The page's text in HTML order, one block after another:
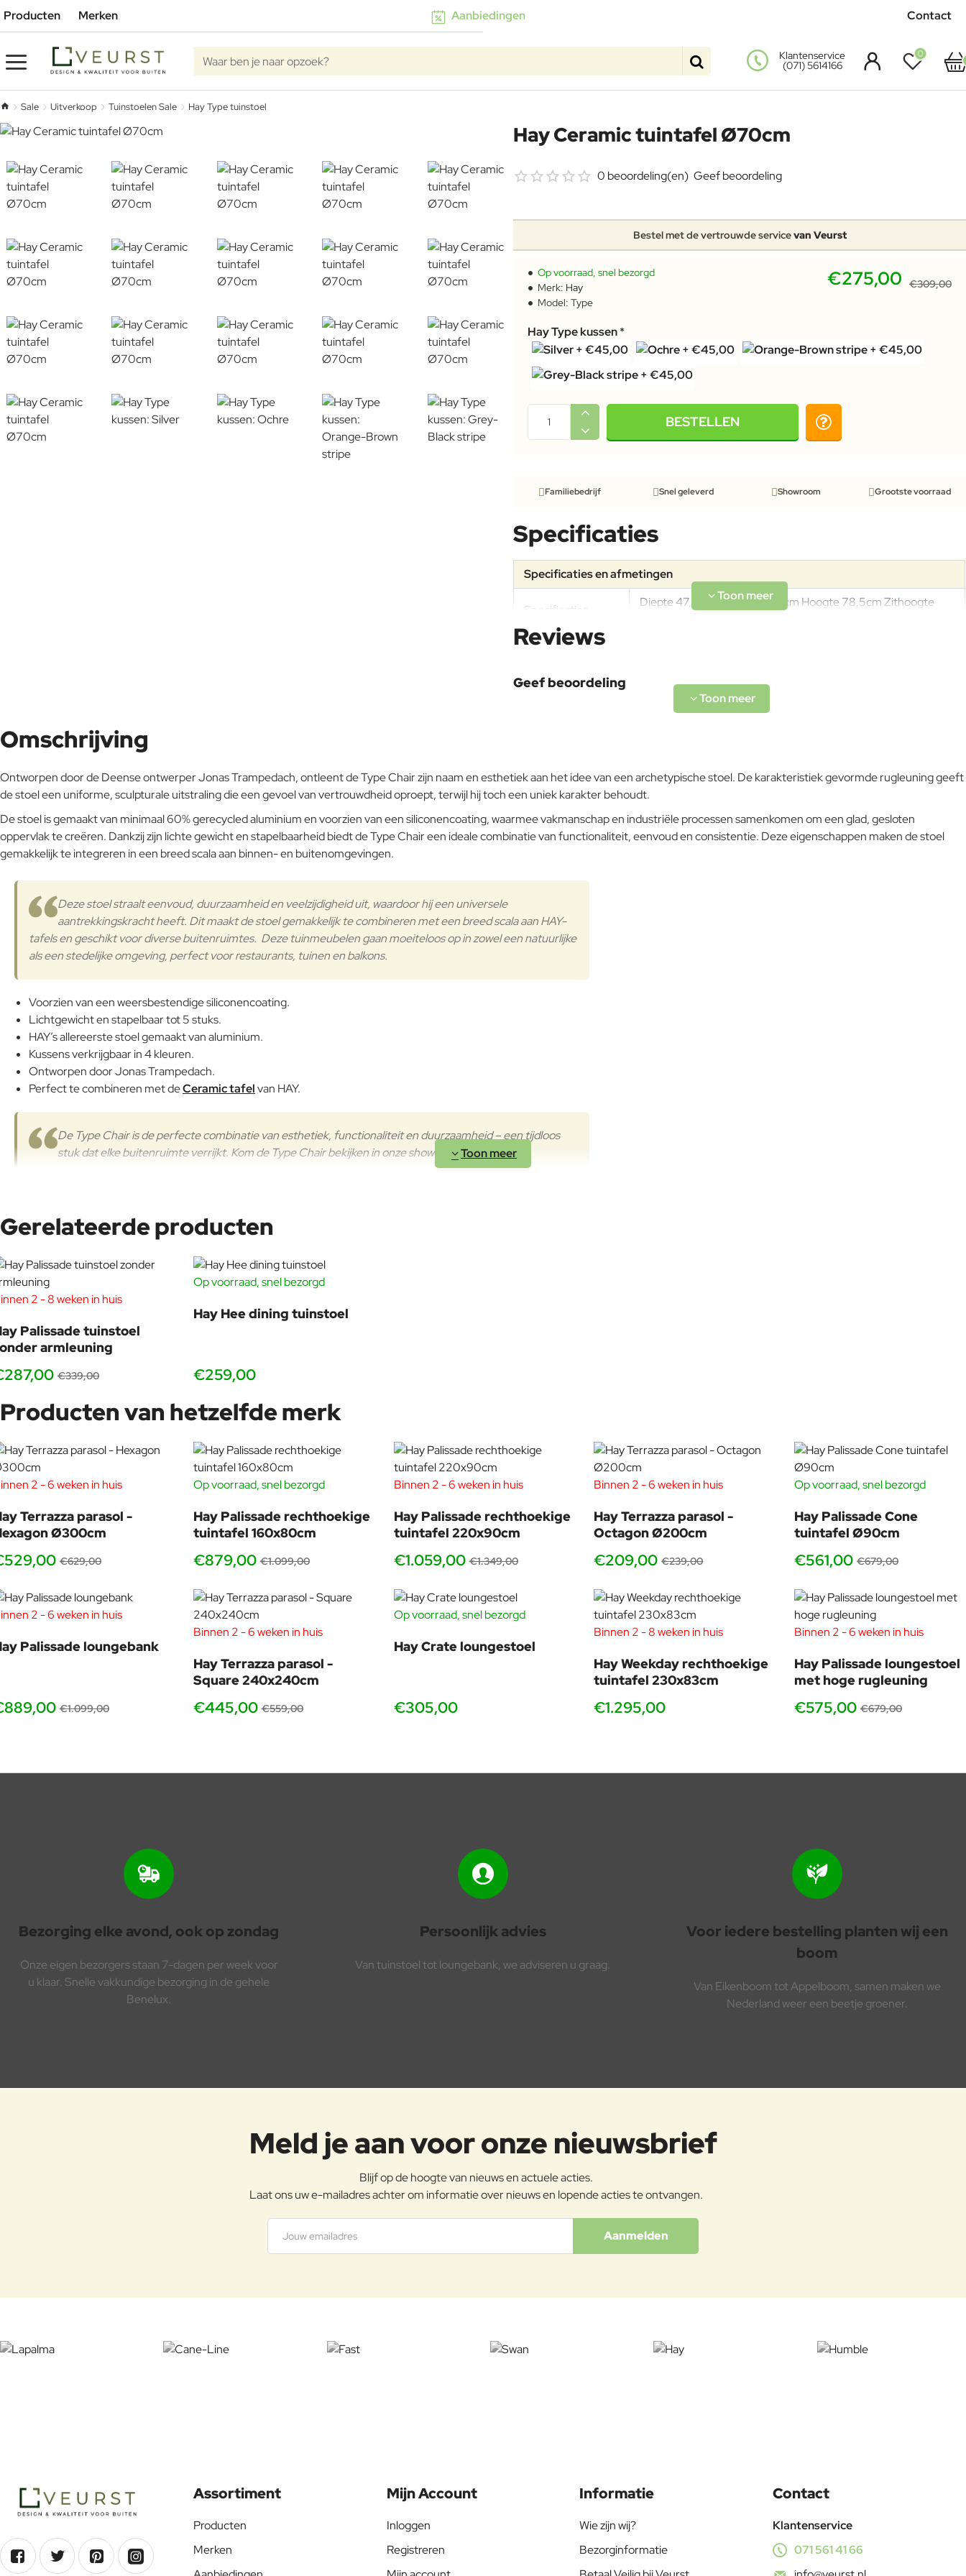
Producten Merken Aanbiedingen Contact
Waar ben je naar opzoek?
Klantenservice
(071) 5614166
0
Sale Uitverkoop Tuinstoelen Sale Hay Type tuinstoel
Hay Ceramic tuintafel Ø70cm
Bestel met de vertrouwde servicevan Veurst
0 beoordeling(en) Geef beoordeling
€275,00 €309,00
Op voorraad, snel bezorgd
Merk: Hay
Model: Type
Hay Type kussen
BESTELLEN
Familiebedrijf Snel geleverd Showroom Grootste voorraad
Specificaties
Specificaties en afmetingen
Specificaties
Diepte 47,5cm Breedte 47,5cm Hoogte 78,5cm Zithoogte
Materiaal
zijn duurzaamheid, lichtgewicht en weerbestendigheid. Het
roest niet, is bestand tegen vocht en UV-straling, en heeft
afwerkingen, waardoor het past in verschillende stijlen en
omgevingen.
Onderhoudsadvies
Aluminium
Reviews
Geef beoordeling
Note:HTML-code wordt niet vertaald!
Omschrijving
Ontworpen door de Deense ontwerper Jonas Trampedach, ontleent de Type Chair zijn naam en esthetiek aan het idee van een archetypische stoel. De karakteristiek gevormde rugleuning geeft
de stoel een uniforme, sculpturale uitstraling die een gevoel van vertrouwdheid oproept, terwijl hij toch een uniek karakter behoudt.
De stoel is gemaakt van minimaal 60% gerecycled aluminium en voorzien van een siliconencoating, waarmee vakmanschap en industriële processen samenkomen om een glad, gesloten
oppervlak te creëren. Dankzij zijn lichte gewicht en stapelbaarheid biedt de Type Chair een ideale combinatie van functionaliteit, eenvoud en consistentie. Deze eigenschappen maken de stoel
gemakkelijk te integreren in een breed scala aan binnen- en buitenomgevingen.
Deze stoel straalt eenvoud, duurzaamheid en veelzijdigheid uit, waardoor hij een universele
aantrekkingskracht heeft. Dit maakt de stoel gemakkelijk te combineren met een breed scala aan HAY-
tafels en geschikt voor diverse buitenruimtes. Deze tuinmeubelen gaan moeiteloos op in zowel een natuurlijke
als een stedelijke omgeving, perfect voor restaurants, tuinen en balkons.
Voorzien van een weersbestendige siliconencoating.
Lichtgewicht en stapelbaar tot 5 stuks.
HAY’s allereerste stoel gemaakt van aluminium.
Kussens verkrijgbaar in 4 kleuren.
Ontworpen door Jonas Trampedach.
Perfect te combineren met deCeramic tafelvan HAY.
De Type Chair is de perfecte combinatie van esthetiek, functionaliteit en duurzaamheid – een tijdloos
stuk dat elke buitenruimte verrijkt. Kom de Type Chair bekijken in onze showroom.
Gerelateerde producten
2 - 8 weken in huis
Palissade tuinstoel
armleuning
€339,00
Op voorraad, snel bezorgd
Hay Hee dining tuinstoel
€259,00
Producten van hetzelfde merk
2 - 6 weken in huis
Terrazza parasol -
Ø300cm
€629,00
Op voorraad, snel bezorgd
Hay Palissade rechthoekige
tuintafel 160x80cm
€879,00 €1.099,00
Binnen 2 - 6 weken in huis
Hay Palissade rechthoekige
tuintafel 220x90cm
€1.059,00 €1.349,00
Binnen 2 - 6 weken in huis
Hay Terrazza parasol -
Octagon Ø200cm
€209,00 €239,00
Op voorraad, snel bezorgd
Hay Palissade Cone
tuintafel Ø90cm
€561,00 €679,00
2 - 6 weken in huis
Palissade loungebank
€1.099,00
Binnen 2 - 6 weken in huis
Hay Terrazza parasol -
Square 240x240cm
€445,00 €559,00
Op voorraad, snel bezorgd
Hay Crate loungestoel
€305,00
Binnen 2 - 8 weken in huis
Hay Weekday rechthoekige
tuintafel 230x83cm
€1.295,00
Binnen 2 - 6 weken in huis
Hay Palissade loungestoel
met hoge rugleuning
€575,00 €679,00
Bezorging elke avond, ook op zondag
Onze eigen bezorgers staan 7-dagen per week voor
u klaar. Snelle vakkundige bezorging in de gehele
Benelux.
Persoonlijk advies
Van tuinstoel tot loungebank, we adviseren u graag.
Voor iedere bestelling planten wij een
boom
Van Eikenboom tot Appelboom, samen maken we
Nederland weer een beetje groener.
Meld je aan voor onze nieuwsbrief
Blijf op de hoogte van nieuws en actuele acties.
Laat ons uw e-mailadres achter om informatie over nieuws en lopende acties te ontvangen.
Aanmelden
Assortiment
Producten
Merken
Mijn Account
Inloggen
Registreren
Informatie
Wie zijn wij?
Bezorginformatie
Contact
Klantenservice
071 561 41 66